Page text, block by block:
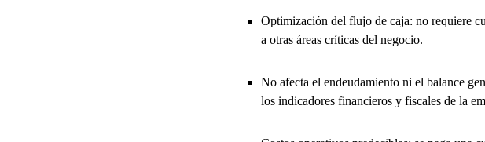
Optimización del flujo de caja: no requiere
a otras áreas críticas del negocio.
No afecta el endeudamiento ni el balance
los indicadores financieros y fiscales de la